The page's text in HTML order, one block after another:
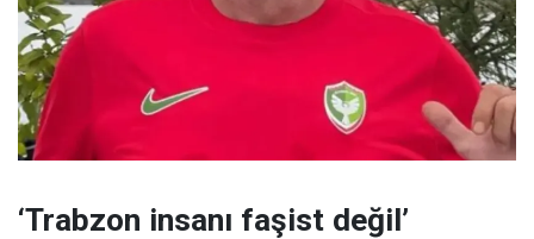
‘Trabzon insanı faşist değil’